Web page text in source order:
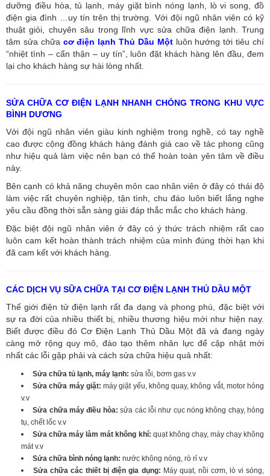
dưỡng điều hòa, tủ lạnh, máy giặt bình nóng lạnh, lò vi song, đồ
điện gia đình …uy tín trên thị trường. Với đội ngũ nhân viên có kỹ
thuật giỏi, chuyên sâu trong lĩnh vực sửa chữa điện lạnh. Trung
tâm sửa chữa cơ điện lạnh Thủ Dầu Mộtluôn hướng tới tiêu chí
“nhiệt tình – cẩn thận – uy tín”, luôn đặt khách hàng lên đầu, đem
lại cho khách hàng sự hài lòng nhất.
SỬA CHỮA CƠ ĐIỆN LẠNH NHANH CHÓNG TRONG KHU VỰC
BÌNH DƯƠNG
Với đội ngũ nhân viên giàu kinh nghiệm trong nghề, có tay nghề
cao được cộng đồng khách hàng đánh giá cao về tác phong cũng
như hiệu quả làm việc nên bạn có thể hoàn toàn yên tâm về điều
này.
Bên cạnh có khả năng chuyên môn cao nhân viên ở đây có thái độ
làm việc rất chuyên nghiệp, tận tình, chu đáo luôn biết lắng nghe
yêu cầu đồng thời sẵn sàng giải đáp thắc mắc cho khách hàng.
Đặc biệt đội ngũ nhân viên ở đây có ý thức trách nhiệm rất cao
luôn cam kết hoàn thành trách nhiệm của mình đúng thời hạn khi
đã cam kết với khách hàng.
CÁC DỊCH VỤ SỮA CHỮA TẠI CƠ ĐIỆN LẠNH THỦ DẦU MỘT
Thế giới điện tử điện lạnh rất đa dạng và phong phú, đặc biệt với
sự ra đời của nhiều thiết bị, nhiều thương hiệu mới như hiện nay.
Biết được điều đó Cơ Điện Lạnh Thủ Dầu Một đã và đang ngày
càng mở rộng quy mô, đào tạo thêm nhân lực để cập nhật mới
nhất các lỗi gặp phải và cách sửa chữa hiệu quả nhất:
Sửa chữa tủ lạnh, máy lạnh: sửa lỗi, bơm gas v.v
Sửa chữa máy giặt:máy giặt yếu, không quay, không vắt, motor hỏng
v.v
Sửa chữa máy điều hòa: sửa các lỗi như cục nóng không chạy, hỏng
tụ, chết lốc v.v
Sửa chữa máy làm mát không khí: quạt không chạy, máy chạy không
mát v.v
Sửa chữa bình nóng lạnh: nước không nóng, rò rỉ v.v
Sửa chữa các thiết bị điện gia dụng: Máy quạt, nồi cơm, lò vi sóng,